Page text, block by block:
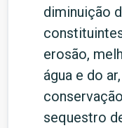
diminuição
erosão,
água e do
sequestro